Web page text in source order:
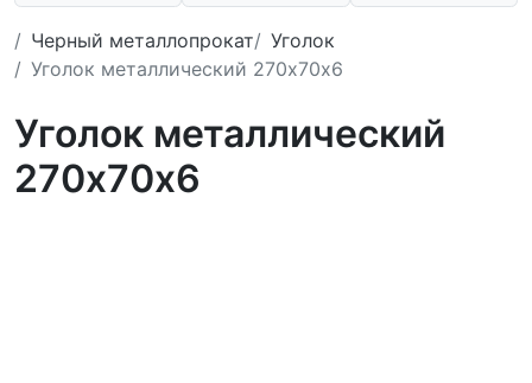
Черный металлопрокат
Уголок
Уголок металлический 270х70х6
Уголок металлический
270х70х6